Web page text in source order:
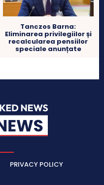
Tanczos Barna:
Eliminarea privilegiilor și
recalcularea pensiilor
speciale anunțate
PRIVACY POLICY